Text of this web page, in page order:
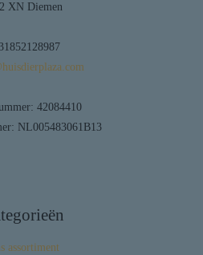
XN Diemen
42084410
NL005483061B13
assortiment